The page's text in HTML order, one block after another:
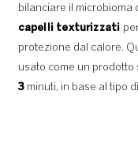
bilanciare il microbioma
capelli texturizzati
protezione dal calore.
usato come un
3 minuti, in base al tipo